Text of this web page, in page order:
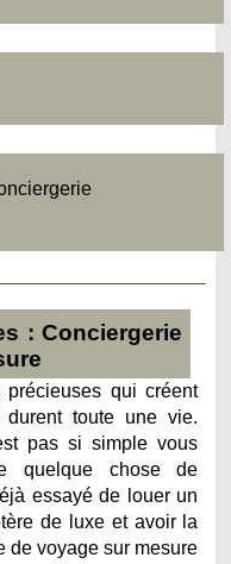
: Conciergerie
qui créent
toute une vie.
pas si simple vous
quelque chose de
essayé de louer un
de luxe et avoir la
de voyage sur mesure